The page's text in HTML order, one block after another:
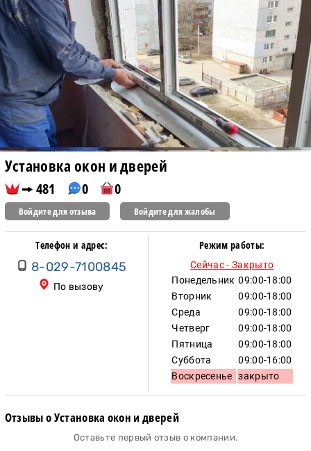
Установка окон и дверей
481 0 0
Войдите для отзыва Войдите для жалобы
Телефон и адрес:
8-029-7100845
По вызову
Режим работы:
Сейчас - Закрыто
Понедельник 09:00-18:00
Вторник
09:00-18:00
Среда
09:00-18:00
Четверг
09:00-18:00
Пятница
09:00-18:00
Суббота
09:00-16:00
Воскресенье закрыто
Отзывы о Установка окон и дверей
Оставьте первый отзыв о компании.